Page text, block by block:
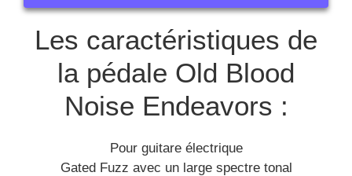
Les caractéristiques de
la pédale Old Blood
Noise Endeavors :
Pour guitare électrique
Gated Fuzz avec un large spectre tonal